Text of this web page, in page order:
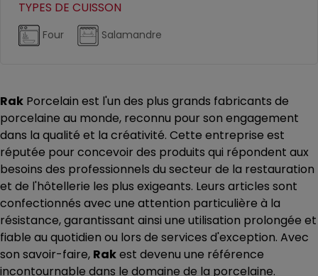
TYPES DE CUISSON
Four Salamandre
Rak Porcelain est l'un des plus grands fabricants de
porcelaine au monde, reconnu pour son engagement
dans la qualité et la créativité. Cette entreprise est
réputée pour concevoir des produits qui répondent aux
besoins des professionnels du secteur de la restauration
et de l'hôtellerie les plus exigeants. Leurs articles sont
confectionnés avec une attention particulière à la
résistance, garantissant ainsi une utilisation prolongée et
fiable au quotidien ou lors de services d'exception. Avec
son savoir-faire, Rakest devenu une référence
incontournable dans le domaine de la porcelaine.